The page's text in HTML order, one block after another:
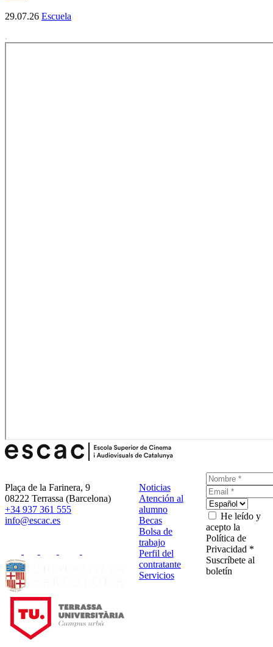
29.07.26 Escuela
Plaça de la Farinera, 9
08222 Terrassa (Barcelona)
+34 937 361 555
info@escac.es
Noticias
Atención al
alumno
Becas
Bolsa de
trabajo
Perfil del
contratante
Servicios
He leído y
acepto la
Política de
Privacidad *
Suscríbete al
boletín